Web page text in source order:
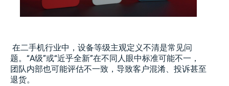
在二手机行业中，设备等级主观定义不清是常见问
题。“A级”或“近乎全新”在不同人眼中标准可能不一，
团队内部也可能评估不一致，导致客户混淆、投诉甚至
退货。